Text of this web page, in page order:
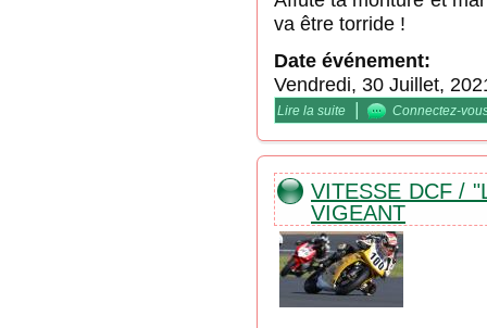
va être torride !
Date événement:
Vendredi, 30 Juillet,
Lire la suite de Endurance DCF /
Connectez-
VITESSE DCF /
VIGEANT